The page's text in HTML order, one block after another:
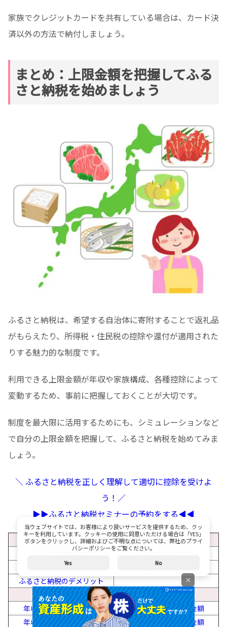
家族でクレジットカードを共有している場合は、カード決
済以外の方法で納付しましょう。
まとめ：上限金額を把握してふる
さと納税を始めましょう
ふるさと納税は、希望する自治体に寄附することで返礼品
がもらえたり、所得税・住民税の控除や還付が適用された
りする魅力的な制度です。
利用できる上限金額が年収や家族構成、各種控除によって
変動するため、事前に把握しておくことが大切です。
制度を最大限に活用するためにも、シミュレーションなど
で自分の上限金額を把握して、ふるさと納税を始めてみま
しょう。
＼ ふるさと納税を正しく理解して適切に控除を受けよ
う！／
▶︎▶︎ふるさと納税セミナーの予約をする◀︎◀︎
ふるさと納税の関連記事
ふるさと納税とは
控除の確認方法
ワンストップ特例解説
確定申告のやり方
ふるさと納税のデメリット
年収によるふるさと納税上限金額
年収150万円の上限金額
年収200万円の上限金額
年収250万円の上限金額
年収300万円の上限金額
当ウェブサイトでは、お客様により良いサービスを提供するため、クッ
キーを利用しています。クッキーの使用に同意いただける場合は「YES」
ボタンをクリックし、詳細およびご不明な点については、弊社のプライ
バシーポリシーをご覧ください。
Yes No
×